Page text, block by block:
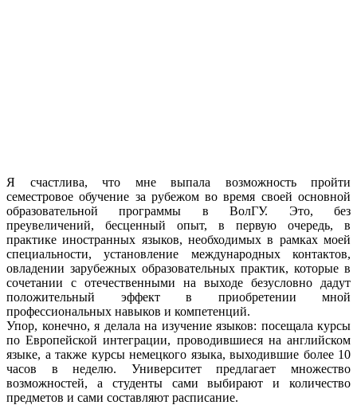
Я счастлива, что мне выпала возможность пройти
семестровое обучение за рубежом во время своей основной
образовательной программы в ВолГУ. Это, без
преувеличений, бесценный опыт, в первую очередь, в
практике иностранных языков, необходимых в рамках моей
специальности, установление международных контактов,
овладении зарубежных образовательных практик, которые в
сочетании с отечественными на выходе безусловно дадут
положительный эффект в приобретении мной
профессиональных навыков и компетенций.
Упор, конечно, я делала на изучение языков: посещала курсы
по Европейской интеграции, проводившиеся на английском
языке, а также курсы немецкого языка, выходившие более 10
часов в неделю. Университет предлагает множество
возможностей, а студенты сами выбирают и количество
предметов и сами составляют расписание.